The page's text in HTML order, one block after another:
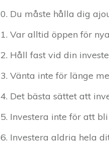
Du måste hålla dig
Var alltid öppen för
Håll fast vid din
Vänta inte för länge
Det bästa sättet att
Investera inte för att
Investera aldrig hela